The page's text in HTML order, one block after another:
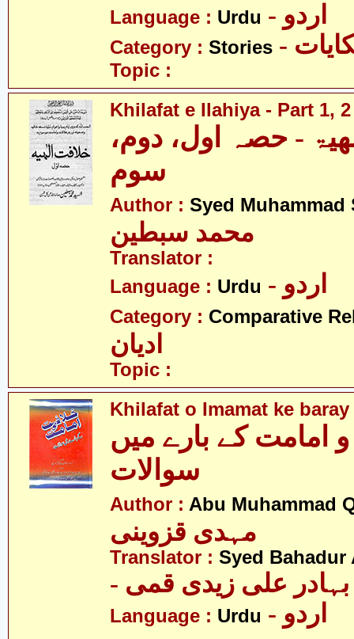
Language : Urdu - اردو
Category : Stories
Topic :
Khilafat e Ilahiya - Part 1,
- حصہ اول، دوم،
سوم
Author : Syed Muhammad
محمد سبطین
Translator :
Language : Urdu - اردو
Category : Comparative
ادیان
Topic :
Khilafat o Imamat ke
امامت کے بارے میں
سوالات
Author : Abu Muhammad
مہدی قزوینی
Translator : Syed
بہادر علی زیدی قمی
Language : Urdu - اردو